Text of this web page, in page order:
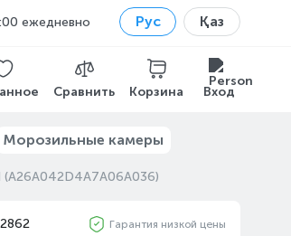
ежедневно Рус Қаз
Сравнить Корзина Вход
Морозильные камеры
(A26A042D4A7A06A036)
Гарантия низкой цены